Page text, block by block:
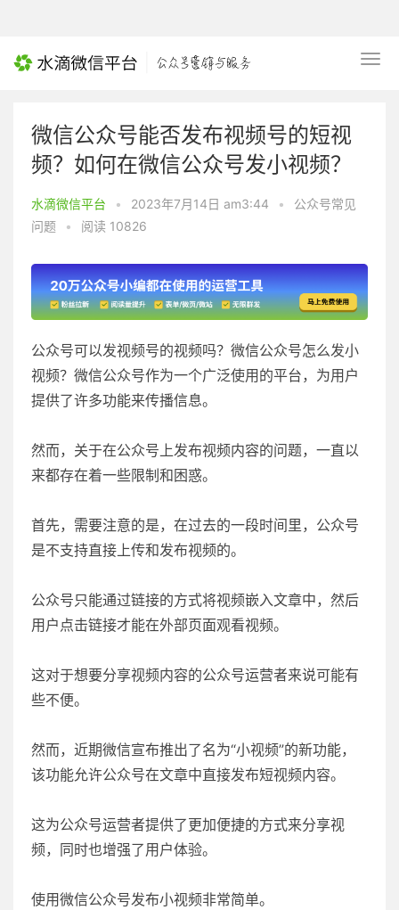
微信公众号能否发布视频号的短视
频？如何在微信公众号发小视频？
水滴微信平台 • 2023年7月14日 am3:44 •
公众号常见
问题
• 阅读 10826
公众号可以发视频号的视频吗？微信公众号怎么发小
视频？微信公众号作为一个广泛使用的平台，为用户
提供了许多功能来传播信息。
然而，关于在公众号上发布视频内容的问题，一直以
来都存在着一些限制和困惑。
首先，需要注意的是，在过去的一段时间里，公众号
是不支持直接上传和发布视频的。
公众号只能通过链接的方式将视频嵌入文章中，然后
用户点击链接才能在外部页面观看视频。
这对于想要分享视频内容的公众号运营者来说可能有
些不便。
然而，近期微信宣布推出了名为“小视频”的新功能，
该功能允许公众号在文章中直接发布短视频内容。
这为公众号运营者提供了更加便捷的方式来分享视
频，同时也增强了用户体验。
使用微信公众号发布小视频非常简单。